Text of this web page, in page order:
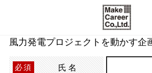
風力発電プロジェクトを動かす企
必須 氏名